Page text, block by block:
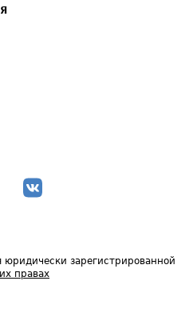
юридически зарегистрированной
правах